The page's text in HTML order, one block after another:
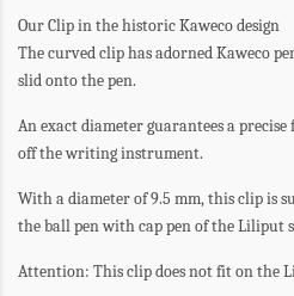
Our Clip in the historic Kaweco design
The curved clip has adorned Kaweco
slid onto the pen.
An exact diameter guarantees a
off the writing instrument.
With a diameter of 9.5 mm, this clip is
the ball pen with cap pen of the Liliput
Attention: This clip does not fit on the